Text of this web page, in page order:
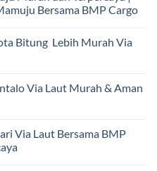
Bersama BMP Cargo
Bitung Lebih Murah Via
Via Laut Murah & Aman
Via Laut Bersama BMP